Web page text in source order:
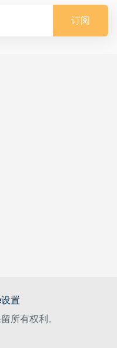
订阅
置
所有权利。